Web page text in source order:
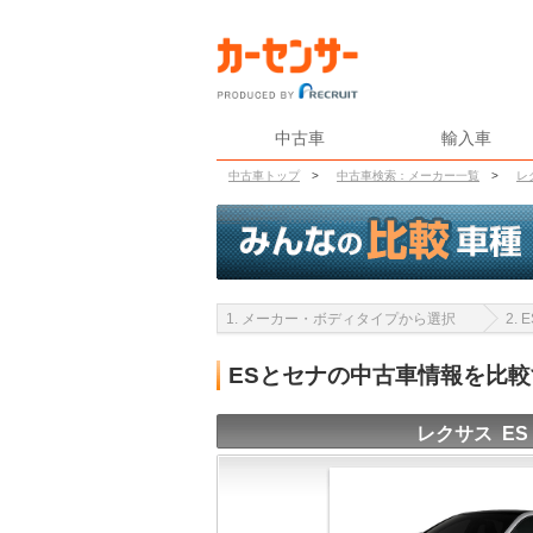
中古車 輸入車
中古車トップ > 中古車検索：メーカー一覧 > レ
1. メーカー・ボディタイプから選択 2.
ESとセナの中古車情報を比
レクサス ES